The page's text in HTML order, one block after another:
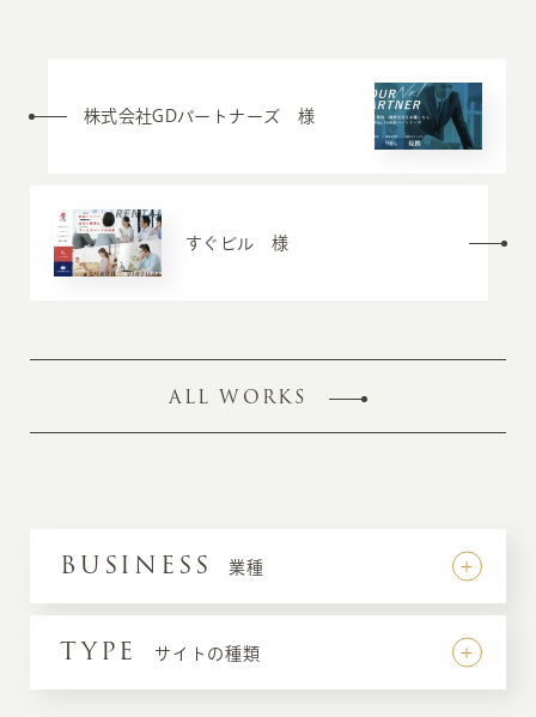
株式会社GDパートナーズ 様
すぐビル 様
ALL WORKS
BUSINESS 業種
TYPE サイトの種類